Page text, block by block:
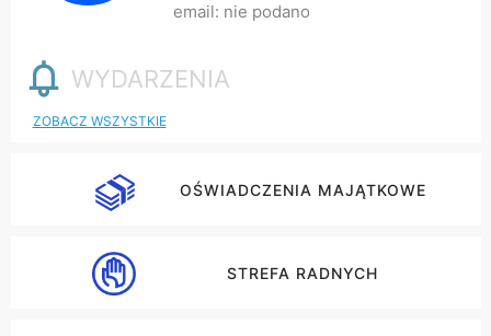
email: nie podano
WYDARZENIA
ZOBACZ WSZYSTKIE
OŚWIADCZENIA MAJĄTKOWE
STREFA RADNYCH